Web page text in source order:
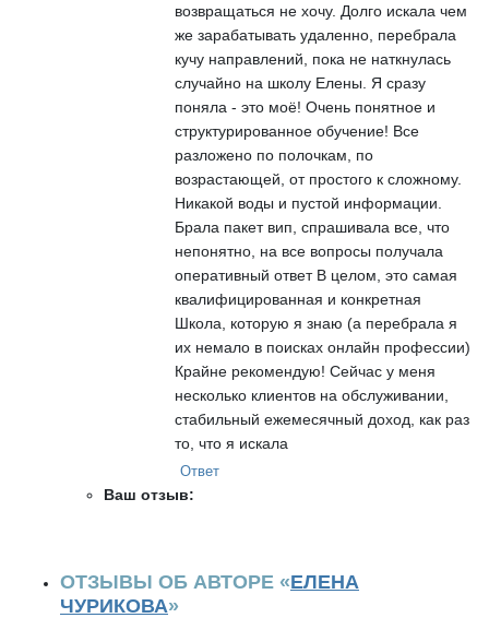
возвращаться не хочу. Долго искала чем
же зарабатывать удаленно, перебрала
кучу направлений, пока не наткнулась
случайно на школу Елены. Я сразу
поняла - это моё! Очень понятное и
структурированное обучение! Все
разложено по полочкам, по
возрастающей, от простого к сложному.
Никакой воды и пустой информации.
Брала пакет вип, спрашивала все, что
непонятно, на все вопросы получала
оперативный ответ В целом, это самая
квалифицированная и конкретная
Школа, которую я знаю (а перебрала я
их немало в поисках онлайн профессии)
Крайне рекомендую! Сейчас у меня
несколько клиентов на обслуживании,
стабильный ежемесячный доход, как раз
то, что я искала
Ответ
Ваш отзыв:
ОТЗЫВЫ ОБ АВТОРЕ «ЕЛЕНА
ЧУРИКОВА»